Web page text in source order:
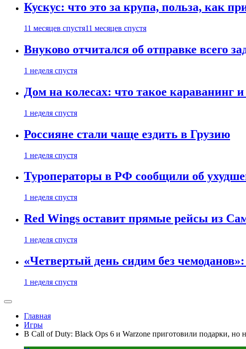
Кускус: что это за крупа, польза, как
11 месяцев спустя11 месяцев спустя
Внуково отчитался об отправке всего
1 неделя спустя
Дом на колесах: что такое караванинг
1 неделя спустя
Россияне стали чаще ездить в Грузию
1 неделя спустя
Туроператоры в РФ сообщили об
1 неделя спустя
Red Wings оставит прямые рейсы из
1 неделя спустя
«Четвертый день сидим без
1 неделя спустя
Главная
Игры
В Call of Duty: Black Ops 6 и Warzone приготовили подарки, но